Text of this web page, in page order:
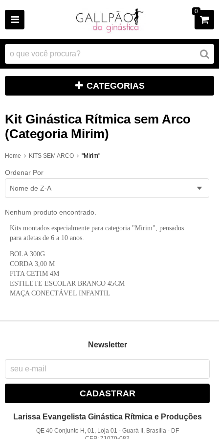
0
CATEGORIAS
Kit Ginástica Rítmica sem Arco
(Categoria Mirim)
Home KITS SEM ARCO "Mirim"
Ordenar Por
Nome de Z-A
Nenhum produto encontrado.
Kits montados especialmente para categoria "Mirim", pensados
para atletas de 6 a 10 anos.
BOLA 300G
CORDA 3,00 M
FITA CETIM 4M
ESTILETE ESCOLAR BRANCO 45CM
MAÇA CONECTÁVEL INFANTIL
Newsletter
CADASTRAR
Larissa Evangelista Ginástica Rítmica e Produções
QE 40 Conjunto H, 01, Loja 01 - Guará II, Brasília - DF